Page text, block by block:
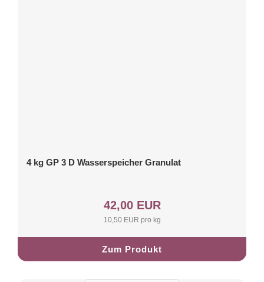
4 kg GP 3 D Wasserspeicher Granulat
42,00 EUR
10,50 EUR pro kg
Zum Produkt